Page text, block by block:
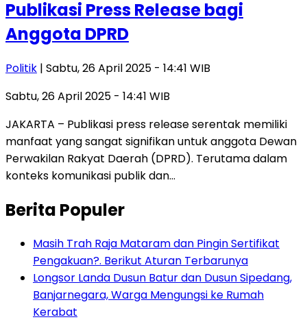
Publikasi Press Release bagi
Anggota DPRD
Politik | Sabtu, 26 April 2025 - 14:41 WIB
Sabtu, 26 April 2025 - 14:41 WIB
JAKARTA – Publikasi press release serentak memiliki
manfaat yang sangat signifikan untuk anggota Dewan
Perwakilan Rakyat Daerah (DPRD). Terutama dalam
konteks komunikasi publik dan…
Berita Populer
Masih Trah Raja Mataram dan Pingin Sertifikat
Pengakuan?. Berikut Aturan Terbarunya
Longsor Landa Dusun Batur dan Dusun Sipedang,
Banjarnegara, Warga Mengungsi ke Rumah
Kerabat